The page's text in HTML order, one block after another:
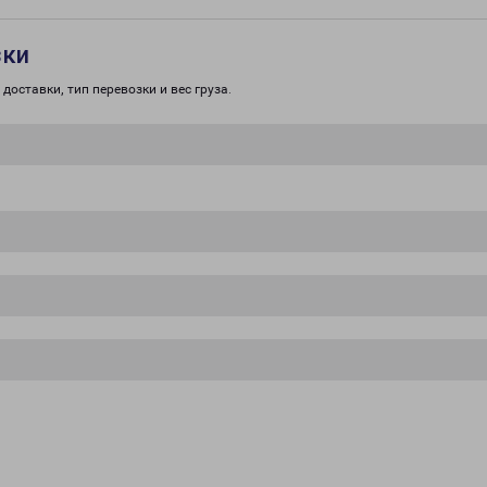
тип перевозки и вес груза.